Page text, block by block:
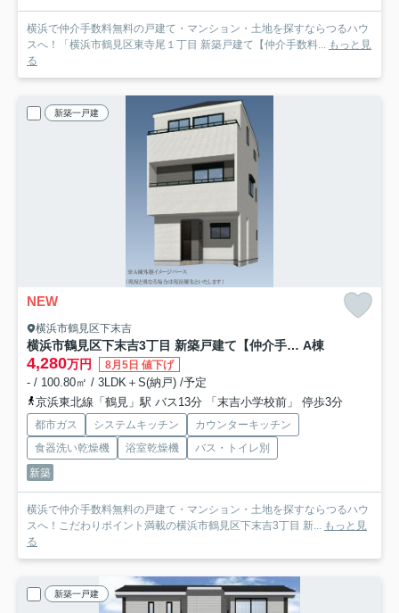
横浜で仲介手数料無料の戸建て・マンション・土地を探すならつるハウ
スへ！「横浜市鶴見区東寺尾１丁目 新築戸建て【仲介手数料... もっと見
る
新築一戸建
NEW
横浜市鶴見区下末吉
横浜市鶴見区下末吉3丁目 新築戸建て【仲介手数料無料】 A棟
4,280万円 8月5日 値下げ
- / 100.80㎡ / 3LDK＋S(納戸) /予定
京浜東北線「鶴見」駅 バス13分 「末吉小学校前」 停歩3分
都市ガス システムキッチン
カウンターキッチン
食器洗い乾燥機
浴室乾燥機
バス・トイレ別
新築
横浜で仲介手数料無料の戸建て・マンション・土地を探すならつるハウ
スへ！こだわりポイント満載の横浜市鶴見区下末吉3丁目 新... もっと見
る
新築一戸建